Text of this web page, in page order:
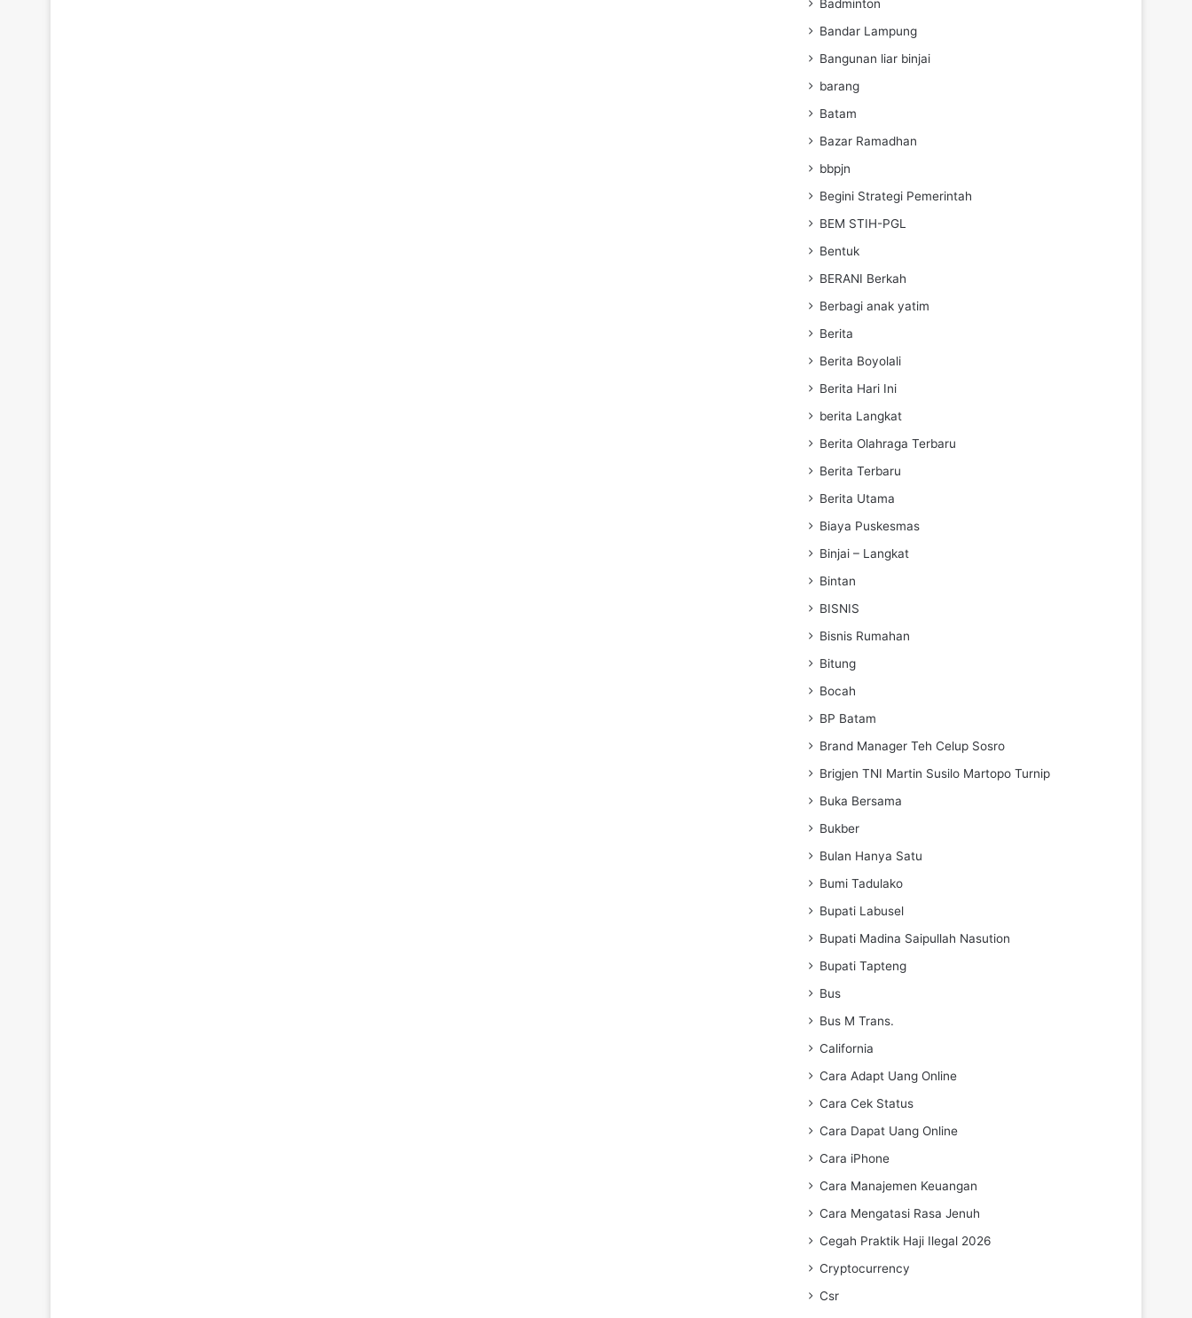
Badminton
Bandar Lampung
Bangunan liar binjai
barang
Batam
Bazar Ramadhan
bbpjn
Begini Strategi Pemerintah
BEM STIH-PGL
Bentuk
BERANI Berkah
Berbagi anak yatim
Berita
Berita Boyolali
Berita Hari Ini
berita Langkat
Berita Olahraga Terbaru
Berita Terbaru
Berita Utama
Biaya Puskesmas
Binjai – Langkat
Bintan
BISNIS
Bisnis Rumahan
Bitung
Bocah
BP Batam
Brand Manager Teh Celup Sosro
Brigjen TNI Martin Susilo Martopo Turnip
Buka Bersama
Bukber
Bulan Hanya Satu
Bumi Tadulako
Bupati Labusel
Bupati Madina Saipullah Nasution
Bupati Tapteng
Bus
Bus M Trans.
California
Cara Adapt Uang Online
Cara Cek Status
Cara Dapat Uang Online
Cara iPhone
Cara Manajemen Keuangan
Cara Mengatasi Rasa Jenuh
Cegah Praktik Haji Ilegal 2026
Cryptocurrency
Csr